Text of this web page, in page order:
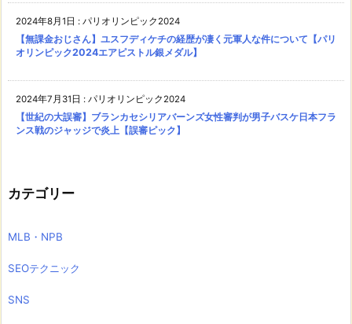
2024年8月1日 : パリオリンピック2024
【無課金おじさん】ユスフディケチの経歴が凄く元軍人な件について【パリ
オリンピック2024エアピストル銀メダル】
2024年7月31日 : パリオリンピック2024
【世紀の大誤審】ブランカセシリアバーンズ女性審判が男子バスケ日本フラ
ンス戦のジャッジで炎上【誤審ピック】
カテゴリー
MLB・NPB
SEOテクニック
SNS